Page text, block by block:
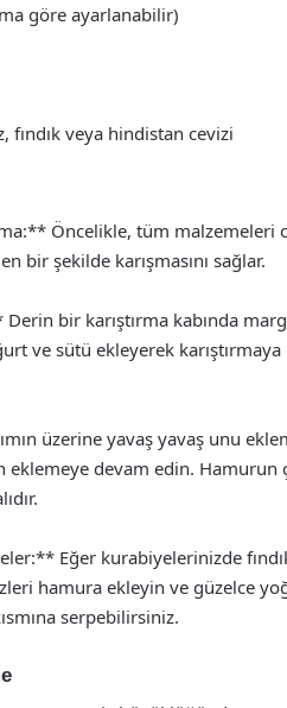
göre ayarlanabilir)
fındık veya hindistan cevizi
Öncelikle, tüm malzemeleri
bir şekilde karışmasını sağlar.
bir karıştırma kabında
ve sütü ekleyerek
üzerine yavaş yavaş unu
eklemeye devam edin.
Eğer kurabiyelerinizde
hamura ekleyin ve güzelce
serpebilirsiniz.